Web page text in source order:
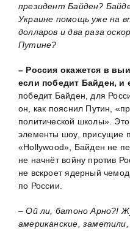
президент Байден?
Украине помощь уже на
долларов и два раза
Путине?
– Россия окажется в
если победит Байден, и
победит Байден, для
он, как пояснил Путин,
политической школы».
элементы шоу, присущие
«Hollywood», Байден не
не начнёт войну против
не вскроет ядерный
по России.
– Ой ли, батоно Арно?!
американские,